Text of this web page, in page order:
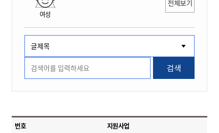
여성
전체보기
검색
번호 지원사업